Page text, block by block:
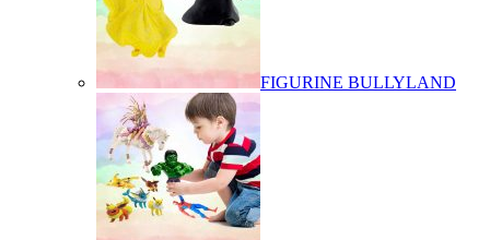
FIGURINE BULLYLAND